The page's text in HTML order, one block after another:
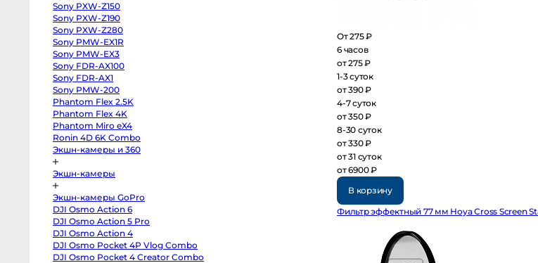
V
body
Sony
Sony PXW-Z150
Sony PXW-Z190
Sony PXW-Z280
Sony PMW-EX1R
Sony PMW-EX3
Sony FDR-AX100
Sony FDR-AX1
Sony PMW-200
Phantom Flex 2.5K
Phantom Flex 4K
Phantom Miro eX4
Ronin 4D 6K Combo
Экшн-камеры и 360
Экшн-камеры
Экшн-камеры GoPro
DJI Osmo Action 6
DJI Osmo Action 5 Pro
DJI Osmo Action 4
DJI Osmo Pocket 4P Vlog Combo
DJI Osmo Pocket 4 Creator Combo
От 275 ₽
6 часов
от 275 ₽
1-3 суток
от 390 ₽
4-7 суток
от 350 ₽
8-30 суток
от 330 ₽
от 31 суток
от 6900 ₽
В корзину
Фильтр эффектный 77 мм Hoya Cross Screen Star 8